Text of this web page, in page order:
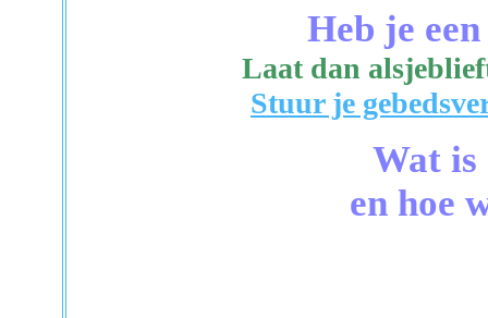
Heb je
Laat dan
Stuur je
Wat is
en hoe